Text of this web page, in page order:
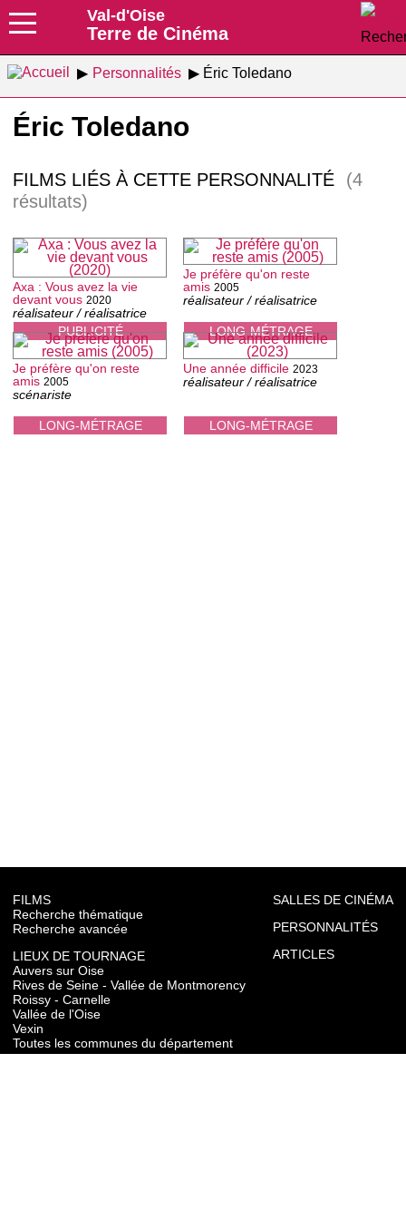
Val-d'Oise
Terre de Cinéma
Personnalités Éric Toledano
Éric Toledano
FILMS LIÉS À CETTE PERSONNALITÉ
(4
résultats)
PUBLICITÉ
Axa : Vous avez la vie
devant vous 2020
réalisateur / réalisatrice
LONG-MÉTRAGE
Je préfère qu'on reste
amis 2005
réalisateur / réalisatrice
LONG-MÉTRAGE
Je préfère qu'on reste
amis 2005
scénariste
LONG-MÉTRAGE
Une année difficile 2023
réalisateur / réalisatrice
FILMS
Recherche thématique
Recherche avancée
LIEUX DE TOURNAGE
Auvers sur Oise
Rives de Seine - Vallée de Montmorency
Roissy - Carnelle
Vallée de l'Oise
Vexin
Toutes les communes du département
SALLES DE CINÉMA
PERSONNALITÉS
ARTICLES